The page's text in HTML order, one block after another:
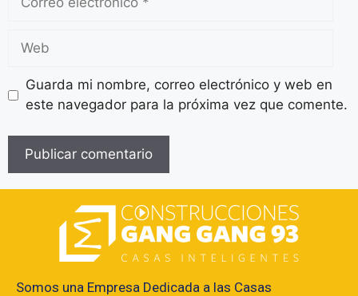
Guarda mi nombre, correo electrónico y web en
este navegador para la próxima vez que comente.
Somos una Empresa Dedicada a las Casas